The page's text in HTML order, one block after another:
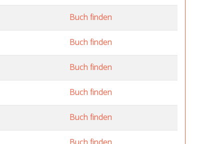
Buch finden
Buch finden
Buch finden
Buch finden
Buch finden